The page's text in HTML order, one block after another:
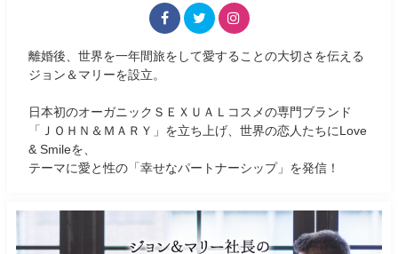
離婚後、世界を一年間旅をして愛することの大切さを伝える
ジョン＆マリーを設立。
日本初のオーガニックＳＥＸＵＡＬコスメの専門ブランド
「ＪＯＨＮ＆ＭＡＲＹ」を立ち上げ、世界の恋人たちにLove
& Smileを、
テーマに愛と性の「幸せなパートナーシップ」を発信！